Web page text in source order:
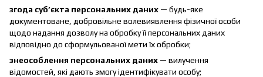
згода суб’єкта персональних даних — будь-яке
документоване, добровільне волевиявлення фізичної особи
щодо надання дозволу на обробку її персональних даних
відповідно до сформульованої мети їх обробки;
знеособлення персональних даних — вилучення
відомостей, які дають змогу ідентифікувати особу;